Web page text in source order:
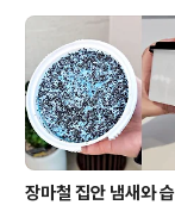
장마철 집안 냄새와